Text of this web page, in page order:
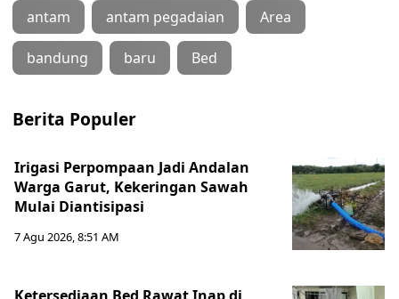
antam antam pegadaian Area
bandung baru Bed
Berita Populer
Irigasi Perpompaan Jadi Andalan
Warga Garut, Kekeringan Sawah
Mulai Diantisipasi
7 Agu 2026, 8:51 AM